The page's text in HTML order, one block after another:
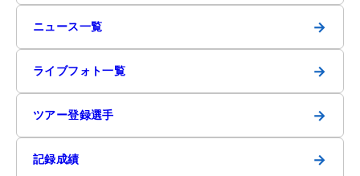
ニュース一覧 →
ライブフォト一覧 →
ツアー登録選手 →
記録成績 →